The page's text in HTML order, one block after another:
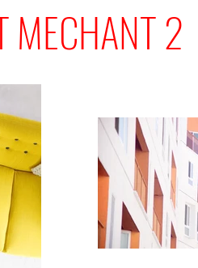
MECHANT 2